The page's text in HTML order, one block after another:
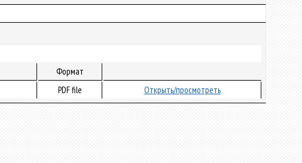
Формат
PDF file Открыть/просмотреть